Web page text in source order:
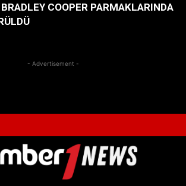
COOPER PARMAKLARINDA
- Advertisement -